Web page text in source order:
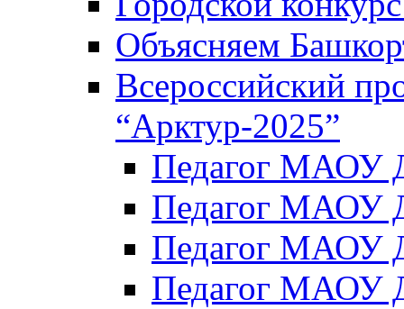
Объясняем
Всероссийский
“Арктур-2025”
Педагог МАОУ
Педагог МАОУ
Педагог МАОУ
Педагог МАОУ